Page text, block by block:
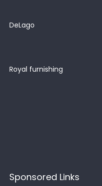
DeLago
Royal furnishing
Sponsored Links